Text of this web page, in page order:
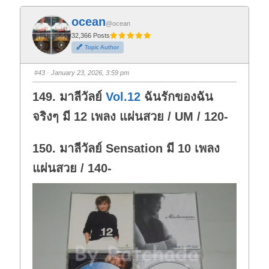
k
f
o
r
t
h
u
m
b
d
o
n
.
k
o
t
h
u
m
b
u
p
ocean@ocean
32,366 Posts
Topic Author
#43 · January 23, 2026, 3:59 pm
149. มาลีวัลย์Vol.12 ฉันรักของฉัน
จริงๆ มี 12 เพลง แผ่นสวย / UM / 120-
150. มาลีวัลย์ Sensation มี 10 เพลง
แผ่นสวย / 140-